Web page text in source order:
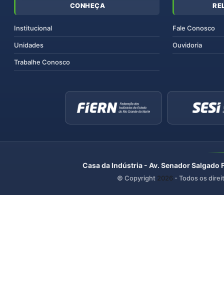
CONHEÇA
Institucional
Unidades
Trabalhe Conosco
Fale Conosco
Ouvidoria
Casa da Indústria - Av. Senador
© Copyright 2026 - Todos os